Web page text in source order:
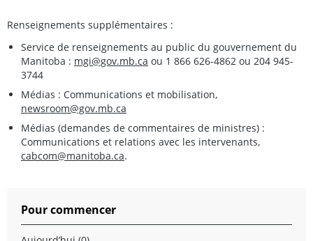
Renseignements supplémentaires :
Service de renseignements au public du gouvernement du
Manitoba : mgi@gov.mb.ca ou 1 866 626-4862 ou 204 945-
3744
Médias : Communications et mobilisation,
newsroom@gov.mb.ca
Médias (demandes de commentaires de ministres) :
Communications et relations avec les intervenants,
cabcom@manitoba.ca.
Pour commencer